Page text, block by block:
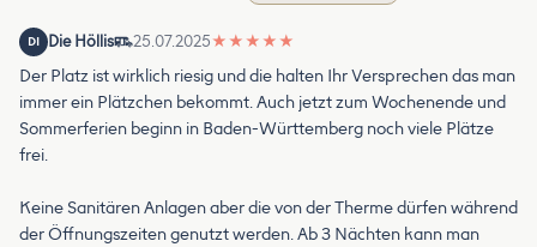
DI Die Höllis 25.07.2025★ ★ ★ ★ ★
Der Platz ist wirklich riesig und die halten Ihr Versprechen das man
immer ein Plätzchen bekommt. Auch jetzt zum Wochenende und
Sommerferien beginn in Baden-Württemberg noch viele Plätze
frei.
Keine Sanitären Anlagen aber die von der Therme dürfen während
der Öffnungszeiten genutzt werden. Ab 3 Nächten kann man